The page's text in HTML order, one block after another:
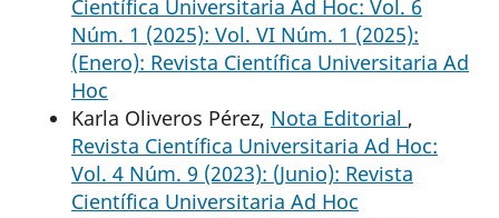
Científica Universitaria Ad Hoc: Vol. 6
Núm. 1 (2025): Vol. VI Núm. 1 (2025):
(Enero): Revista Científica Universitaria Ad
Hoc
Karla Oliveros Pérez, Nota Editorial ,
Revista Científica Universitaria Ad Hoc:
Vol. 4 Núm. 9 (2023): (Junio): Revista
Científica Universitaria Ad Hoc